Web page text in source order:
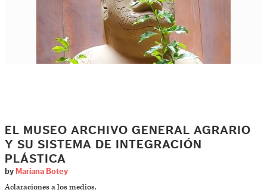
EL MUSEO ARCHIVO GENERAL AGRARIO
Y SU SISTEMA DE INTEGRACIÓN
PLÁSTICA
by Mariana Botey
Aclaraciones a los medios.